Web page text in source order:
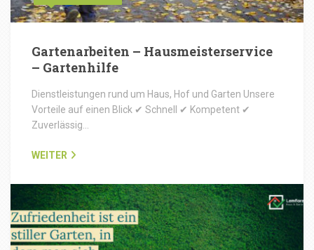
Gartenarbeiten – Hausmeisterservice
– Gartenhilfe
Dienstleistungen rund um Haus, Hof und Garten Unsere
Vorteile auf einen Blick ✔ Schnell ✔ Kompetent ✔
Zuverlässig…
WEITER